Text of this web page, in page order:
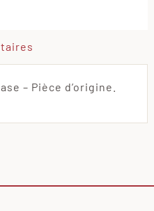
– Pièce d’origine.